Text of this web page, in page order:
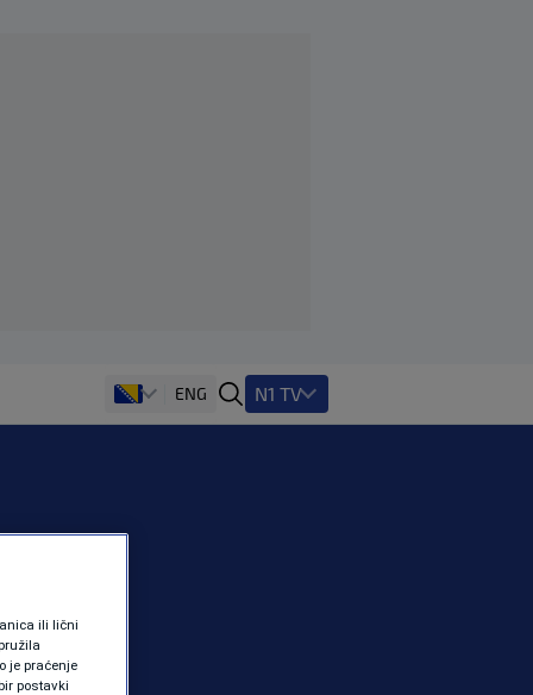
ENG N1 TV
ili lični
je praćenje
postavki